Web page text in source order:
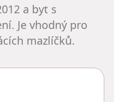
a byt s
Je vhodný pro
mazlíčků.